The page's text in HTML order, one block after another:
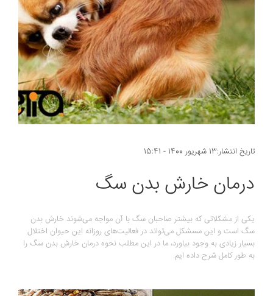
تاریخ انتشار:13 شهریور 1400 - 15:41
درمان خارش بدن سگ
یکی از مشکلاتی که بیشتر صاحبان سگ با آن مواجه می‌شوند خارش بدن
سگ است و این مسشکل می‌تواند در فعالیت‌‎های روزانه این حیوان اختلال
بسیار زیادی به وجود بیاورد، ما در این مطلب نحوه درمان خارش بدن سگ را
به طور کامل شرح داده ایم.